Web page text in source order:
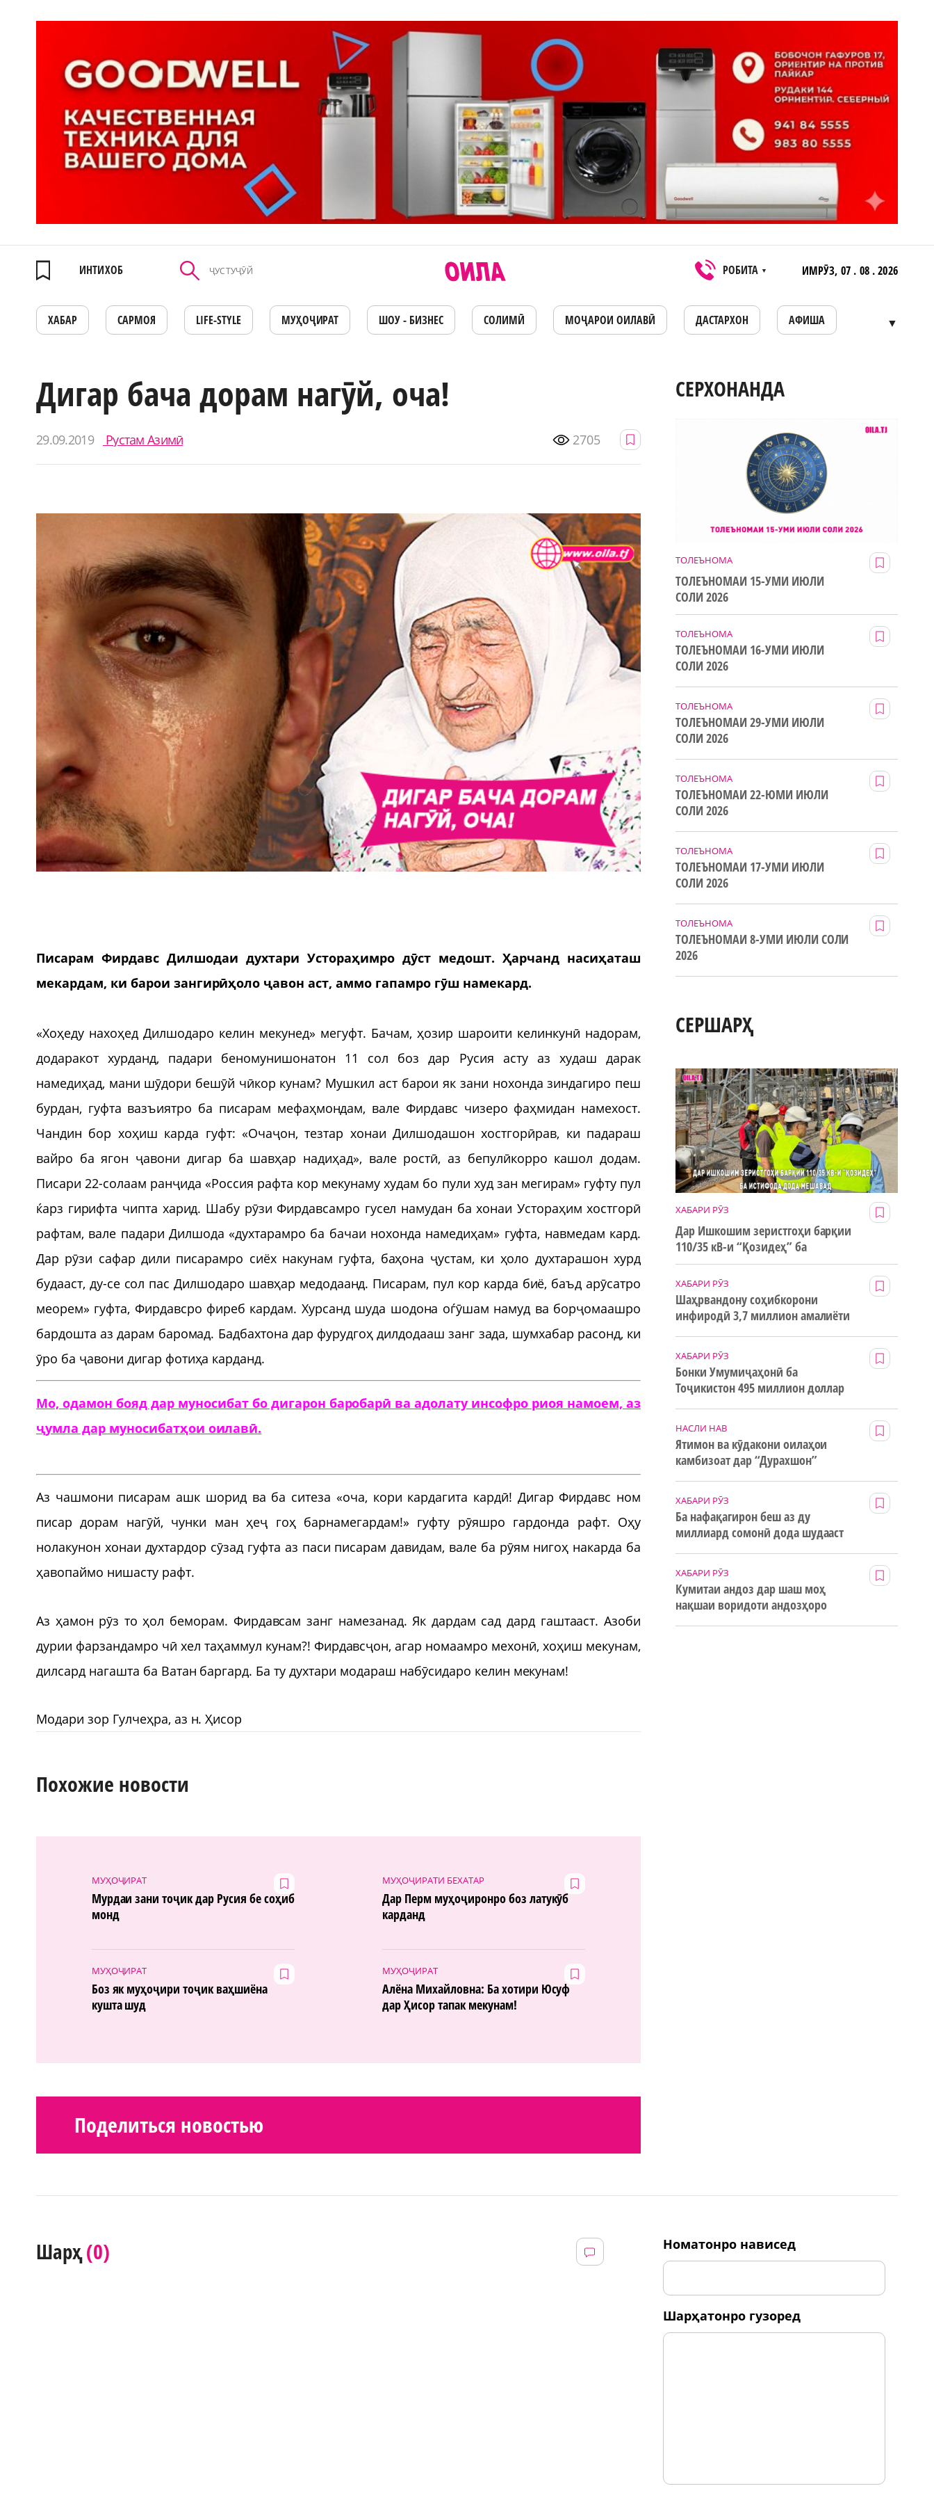
ИНТИХОБ РОБИТА ▼ ИМРӮЗ, 07 . 08 . 2026
ХАБАР САРМОЯ LIFE-STYLE МУҲОҶИРАТ ШОУ - БИЗНЕС СОЛИМӢ МОҶАРОИ ОИЛАВӢ ДАСТАРХОН АФИША ▼
Дигар бача дорам нагӯй, оча!
29.09.2019 Рустам Азимӣ 2705
Писарам Фирдавс Дилшодаи духтари Устораҳимро дӯст медошт. Ҳарчанд насиҳаташ
мекардам, ки барои зангирӣҳоло ҷавон аст, аммо гапамро гӯш намекард.
«Хоҳеду нахоҳед Дилшодаро келин мекунед» мегуфт. Бачам, ҳозир шароити келинкунӣ надорам,
додаракот хурданд, падари беномунишонатон 11 сол боз дар Русия асту аз худаш дарак
намедиҳад, мани шӯдори бешӯй чӣкор кунам? Мушкил аст барои як зани нохонда зиндагиро пеш
бурдан, гуфта вазъиятро ба писарам мефаҳмондам, вале Фирдавс чизеро фаҳмидан намехост.
Чандин бор хоҳиш карда гуфт: «Очаҷон, тезтар хонаи Дилшодашон хостгорӣрав, ки падараш
вайро ба ягон ҷавони дигар ба шавҳар надиҳад», вале ростӣ, аз бепулӣкорро кашол додам.
Писари 22-солаам ранҷида «Россия рафта кор мекунаму худам бо пули худ зан мегирам» гуфту пул
ќарз гирифта чипта харид. Шабу рӯзи Фирдавсамро гусел намудан ба хонаи Устораҳим хостгорӣ
рафтам, вале падари Дилшода «духтарамро ба бачаи нохонда намедиҳам» гуфта, навмедам кард.
Дар рӯзи сафар дили писарамро сиёх накунам гуфта, баҳона ҷустам, ки ҳоло духтарашон хурд
будааст, ду-се сол пас Дилшодаро шавҳар медодаанд. Писарам, пул кор карда биё, баъд арӯсатро
меорем» гуфта, Фирдавсро фиреб кардам. Хурсанд шуда шодона оѓӯшам намуд ва борҷомаашро
бардошта аз дарам баромад. Бадбахтона дар фурудгоҳ дилдодааш занг зада, шумхабар расонд, ки
ӯро ба ҷавони дигар фотиҳа карданд.
Мо, одамон бояд дар муносибат бо дигарон баробарӣ ва адолату инсофро риоя намоем, аз
ҷумла дар муносибатҳои оилавӣ.
Аз чашмони писарам ашк шорид ва ба ситеза «оча, кори кардагита кардӣ! Дигар Фирдавс ном
писар дорам нагӯй, чунки ман ҳеҷ гоҳ барнамегардам!» гуфту рӯяшро гардонда рафт. Оҳу
нолакунон хонаи духтардор сӯзад гуфта аз паси писарам давидам, вале ба рӯям нигоҳ накарда ба
ҳавопаймо нишасту рафт.
Аз ҳамон рӯз то ҳол беморам. Фирдавсам занг намезанад. Як дардам сад дард гаштааст. Азоби
дурии фарзандамро чӣ хел таҳаммул кунам?! Фирдавсҷон, агар номаамро мехонӣ, хоҳиш мекунам,
дилсард нагашта ба Ватан баргард. Ба ту духтари модараш набӯсидаро келин мекунам!
Модари зор Гулчеҳра, аз н. Ҳисор
Похожие новости
МУҲОҶИРАТ
Мурдаи зани тоҷик дар Русия бе соҳиб
монд
МУҲОҶИРАТИ БЕХАТАР
Дар Перм муҳоҷиронро боз латукӯб
карданд
МУҲОҶИРАТ
Боз як муҳоҷири тоҷик ваҳшиёна
кушта шуд
МУҲОҶИРАТ
Алёна Михайловна: Ба хотири Юсуф
дар Ҳисор тапак мекунам!
Поделиться новостью
СЕРХОНАНДА
ТОЛЕЪНОМА
ТОЛЕЪНОМАИ 15-УМИ ИЮЛИ
СОЛИ 2026
ТОЛЕЪНОМА
ТОЛЕЪНОМАИ 16-УМИ ИЮЛИ
СОЛИ 2026
ТОЛЕЪНОМА
ТОЛЕЪНОМАИ 29-УМИ ИЮЛИ
СОЛИ 2026
ТОЛЕЪНОМА
ТОЛЕЪНОМАИ 22-ЮМИ ИЮЛИ
СОЛИ 2026
ТОЛЕЪНОМА
ТОЛЕЪНОМАИ 17-УМИ ИЮЛИ
СОЛИ 2026
ТОЛЕЪНОМА
ТОЛЕЪНОМАИ 8-УМИ ИЮЛИ СОЛИ
2026
СЕРШАРҲ
ХАБАРИ РӮЗ
Дар Ишкошим зеристгоҳи барқии
110/35 кВ-и “Қозидеҳ” ба
истифода дода мешавад
ХАБАРИ РӮЗ
Шаҳрвандону соҳибкорони
инфиродӣ 3,7 миллион амалиёти
ХАБАРИ РӮЗ
Бонки Умумиҷаҳонӣ ба
Тоҷикистон 495 миллион доллар
НАСЛИ НАВ
Ятимон ва кӯдакони оилаҳои
камбизоат дар “Дурахшон”
ХАБАРИ РӮЗ
Ба нафақагирон беш аз ду
миллиард сомонӣ дода шудааст
ХАБАРИ РӮЗ
Кумитаи андоз дар шаш моҳ
нақшаи воридоти андозҳоро
Шарҳ(0) номатонро нависед
шарҳатонро гузоред